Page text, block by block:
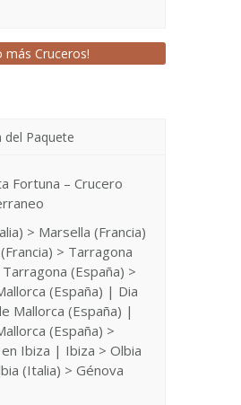
más Cruceros!
del Paquete
Fortuna – Crucero
> Marsella (Francia)
> Tarragona
(España) >
(España) | Dia
Mallorca (España) |
(España) >
Ibiza | Ibiza > Olbia
(Italia) > Génova